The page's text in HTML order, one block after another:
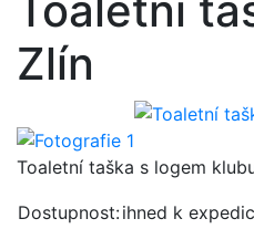
Zlín
Toaletní taška s logem
Dostupnost:ihned k